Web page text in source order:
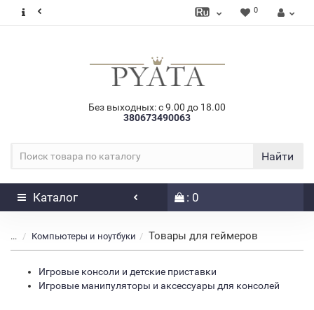
0
Без выходных: с 9.00 до 18.00
380673490063
Найти
Каталог : 0
... Компьютеры и ноутбуки Товары для геймеров
Игровые консоли и детские приставки
Игровые манипуляторы и аксессуары для консолей